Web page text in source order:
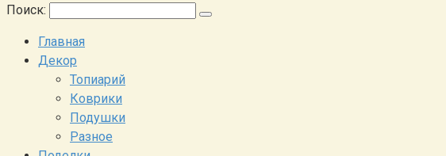
Поиск:
Главная
Декор
Топиарий
Коврики
Подушки
Разное